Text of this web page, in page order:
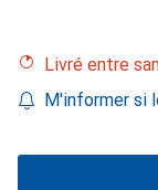
Livré entre
M'informer si